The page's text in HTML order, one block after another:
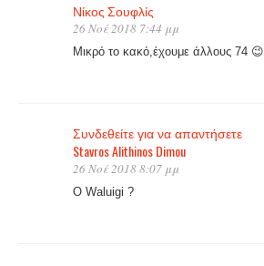
Νίκος Σουφλίς
26 Νοέ 2018 7:44 μμ
Μικρό το κακό,έχουμε άλλους 74 😉
Συνδεθείτε για να απαντήσετε
Stavros Alithinos Dimou
26 Νοέ 2018 8:07 μμ
Ο Waluigi ?